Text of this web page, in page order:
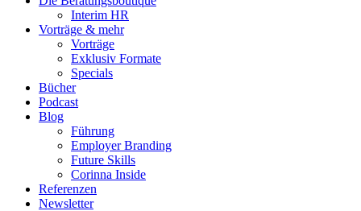
Interim HR
Vorträge & mehr
Vorträge
Exklusiv Formate
Specials
Bücher
Podcast
Blog
Führung
Employer Branding
Future Skills
Corinna Inside
Referenzen
Newsletter